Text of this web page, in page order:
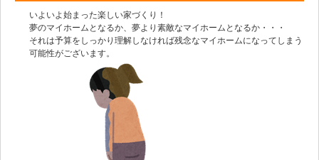
いよいよ始まった楽しい家づくり！
夢のマイホームとなるか、夢より素敵なマイホームとなるか・・・
それは予算をしっかり理解しなければ残念なマイホームになってしまう
可能性がございます。